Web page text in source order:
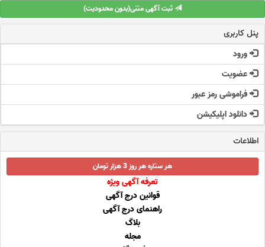
ثبت آگهی متنی(بدون محدودیت)
پنل کاربری
ورود
عضویت
فراموشی رمز عبور
دانلود اپلیکیشن
اطلاعات
هر ستاره هر روز 3 هزار تومان
تعرفه آگهی ویژه
قوانین درج آگهی
راهنمای درج آگهی
بلاگ
مجله